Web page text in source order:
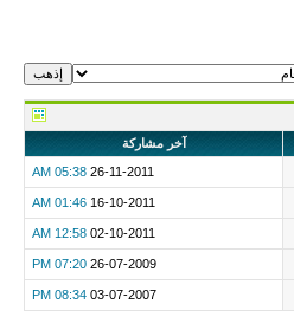
آخر مشاركة
26-11-2011
05:38 AM
16-10-2011
01:46 AM
02-10-2011
12:58 AM
26-07-2009
07:20 PM
03-07-2007
08:34 PM